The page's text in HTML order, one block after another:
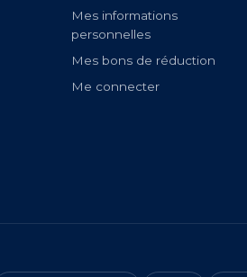
Mes informations
personnelles
Mes bons de réduction
Me connecter